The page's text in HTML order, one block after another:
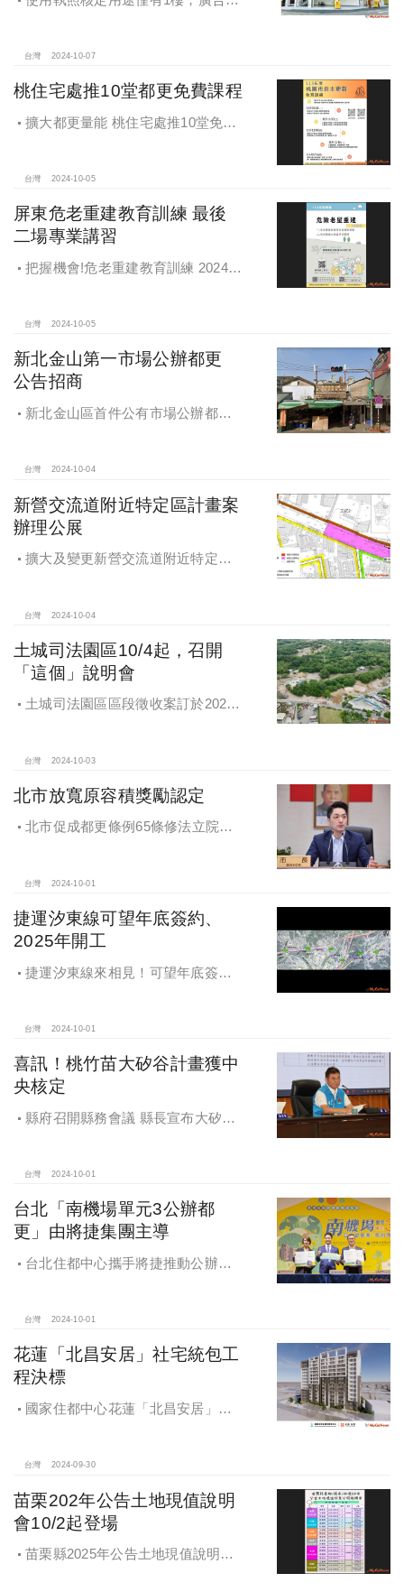
台灣 2024-10-07
桃住宅處推10堂都更免費課程
擴大都更量能 桃住宅處推10堂免費
台灣 2024-10-05
屏東危老重建教育訓練 最後
二場專業講習
把握機會!危老重建教育訓練 2024年
台灣 2024-10-05
新北金山第一市場公辦都更
公告招商
新北金山區首件公有市場公辦都更
台灣 2024-10-04
新營交流道附近特定區計畫案
辦理公展
擴大及變更新營交流道附近特定區
台灣 2024-10-04
土城司法園區10/4起，召開
「這個」說明會
土城司法園區區段徵收案訂於2024
台灣 2024-10-03
北市放寬原容積獎勵認定
北市促成都更條例65條修法立院初
台灣 2024-10-01
捷運汐東線可望年底簽約、
2025年開工
捷運汐東線來相見！可望年底簽約
台灣 2024-10-01
喜訊！桃竹苗大矽谷計畫獲中
央核定
縣府召開縣務會議 縣長宣布大矽谷
台灣 2024-10-01
台北「南機場單元3公辦都
更」由將捷集團主導
台北住都中心攜手將捷推動公辦都
台灣 2024-10-01
花蓮「北昌安居」社宅統包工
程決標
國家住都中心花蓮「北昌安居」社
台灣 2024-09-30
苗栗202年公告土地現值說明
會10/2起登場
苗栗縣2025年公告土地現值說明會